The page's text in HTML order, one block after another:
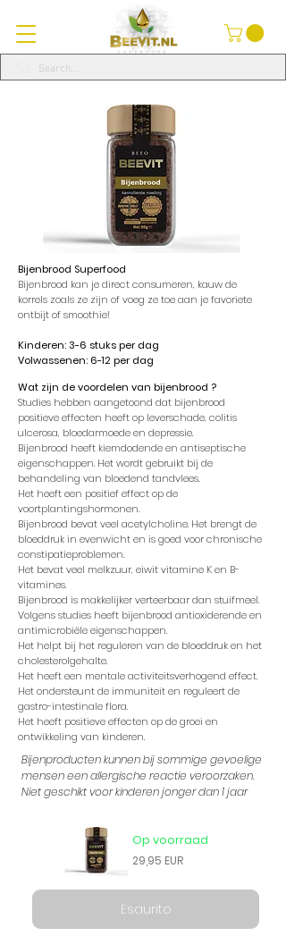
Bijenbrood Superfood
Bijenbrood kan je direct consumeren, kauw de
korrels zoals ze zijn of voeg ze toe aan je favoriete
ontbijt of smoothie!
Kinderen: 3-6 stuks per dag
Volwassenen: 6-12 per dag
Wat zijn de voordelen van bijenbrood ?
Studies hebben aangetoond dat bijenbrood
positieve effecten heeft op leverschade, colitis
ulcerosa, bloedarmoede en depressie.
Bijenbrood heeft kiemdodende en antiseptische
eigenschappen. Het wordt gebruikt bij de
behandeling van bloedend tandvlees.
Het heeft een positief effect op de
voortplantingshormonen.
Bijenbrood bevat veel acetylcholine. Het brengt de
bloeddruk in evenwicht en is goed voor chronische
constipatieproblemen.
Het bevat veel melkzuur, eiwit vitamine K en B-
vitamines.
Bijenbrood is makkelijker verteerbaar dan stuifmeel.
Volgens studies heeft bijenbrood antioxiderende en
antimicrobiële eigenschappen.
Het helpt bij het reguleren van de bloeddruk en het
cholesterolgehalte.
Het heeft een mentale activiteitsverhogend effect.
Het ondersteunt de immuniteit en reguleert de
gastro-intestinale flora.
Het heeft positieve effecten op de groei en
ontwikkeling van kinderen.
Bijenproducten kunnen bij sommige gevoelige
mensen een allergische reactie veroorzaken.
Niet geschikt voor kinderen jonger dan 1 jaar
Esaurito
29,95 EUR
Op voorraad